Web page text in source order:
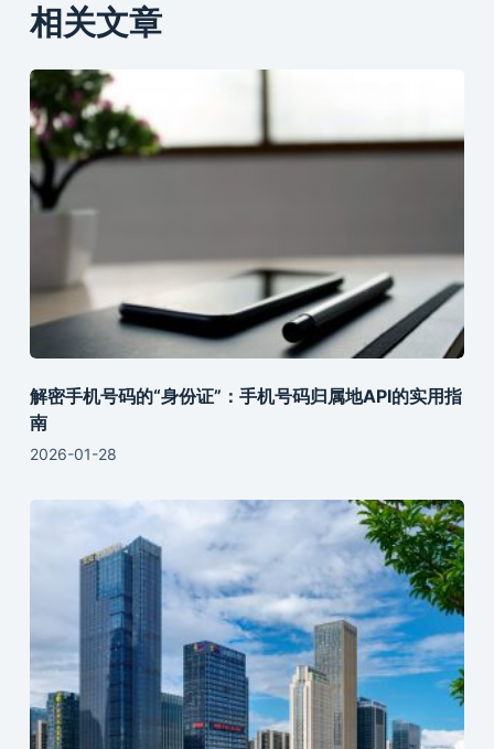
相关文章
解密手机号码的“身份证”：手机号码归属地API的实用指
南
2026-01-28